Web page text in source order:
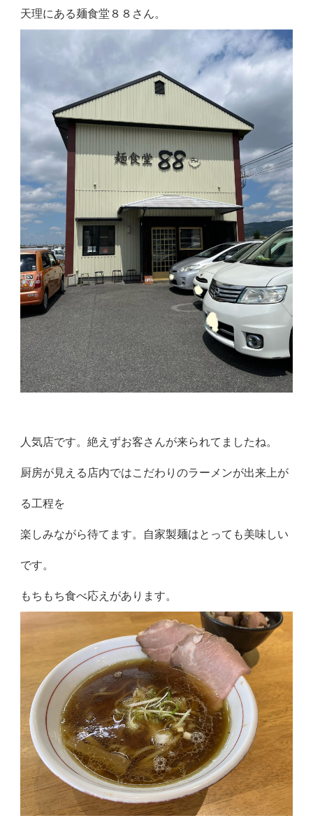
天理にある麺食堂８８さん。
人気店です。絶えずお客さんが来られてましたね。
厨房が見える店内ではこだわりのラーメンが出来上が
る工程を
楽しみながら待てます。自家製麺はとっても美味しい
です。
もちもち食べ応えがあります。